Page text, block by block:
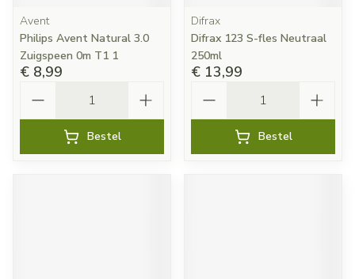
Avent
Philips Avent Natural 3.0
Zuigspeen 0m T1 1
€ 8,99
Bestel
Difrax
Difrax 123 S-fles Neutraal
250ml
€ 13,99
Bestel